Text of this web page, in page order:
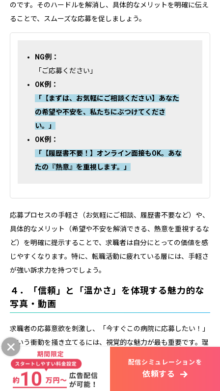
のです。そのハードルを解消し、具体的なメリットを明確に伝え
ることで、スムーズな応募を促しましょう。
NG例：
「ご応募ください」
OK例：
「【まずは、お気軽にご相談ください】あなた
の希望や不安を、私たちにぶつけてくださ
い。」
OK例：
「【履歴書不要！】オンライン面接もOK。あな
たの『熱意』を重視します。」
応募プロセスの手軽さ（お気軽にご相談、履歴書不要など）や、
具体的なメリット（希望や不安を解消できる、熱意を重視するな
ど）を明確に提示することで、求職者は自分にとっての価値を感
じやすくなります。特に、転職活動に疲れている層には、手軽さ
が強い訴求力を持つでしょう。
４．「信頼」と「温かさ」を体現する魅力的な
写真・動画
求職者の応募意欲を刺激し、「今すぐこの病院に応募したい！」
という衝動を掻き立てるには、視覚的な魅力が最も重要です。理
念だけでなく、職場の温かい雰囲気や、スタッフの人柄を伝える
写真・動画を用意しましょう。
配信シミュレーションを
依頼する